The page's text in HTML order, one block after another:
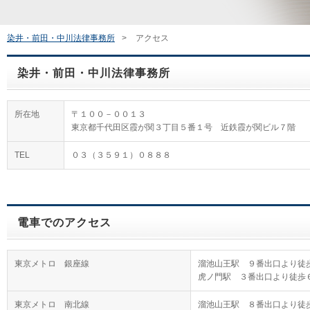
染井・前田・中川法律事務所 アクセス
染井・前田・中川法律事務所
所在地
〒１００－００１３
東京都千代田区霞が関３丁目５番１号 近鉄霞が関ビル７階
TEL ０３（３５９１）０８８８
電車でのアクセス
東京メトロ 銀座線
溜池山王駅 ９番出口より徒
虎ノ門駅 ３番出口より徒歩
東京メトロ 南北線 溜池山王駅 ８番出口より徒